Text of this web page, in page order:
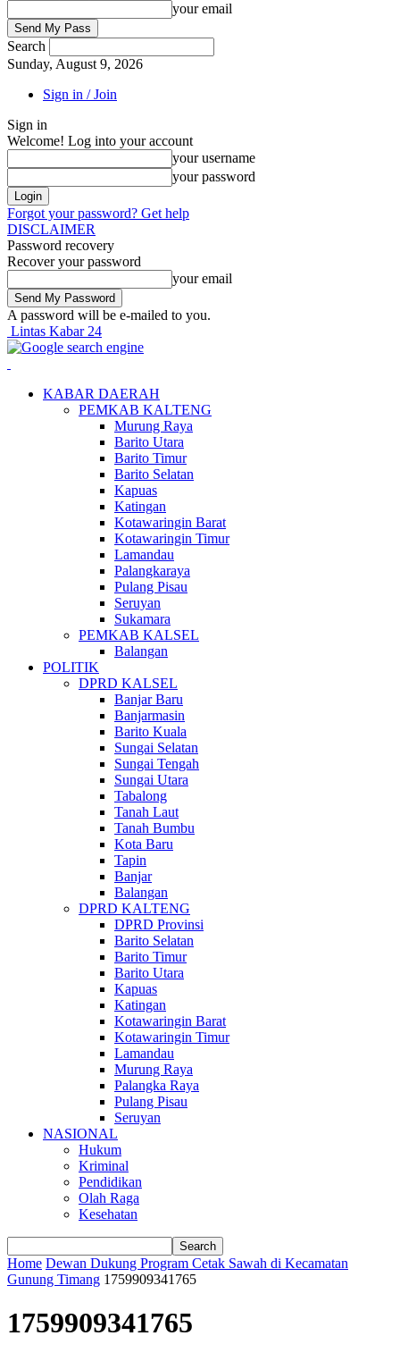
your email
Search
Sunday, August 9, 2026
Sign in / Join
Sign in
Welcome! Log into your account
your username
your password
Forgot your password? Get help
DISCLAIMER
Password recovery
Recover your password
your email
A password will be e-mailed to you.
Lintas Kabar 24
KABAR DAERAH
PEMKAB KALTENG
Murung Raya
Barito Utara
Barito Timur
Barito Selatan
Kapuas
Katingan
Kotawaringin Barat
Kotawaringin Timur
Lamandau
Palangkaraya
Pulang Pisau
Seruyan
Sukamara
PEMKAB KALSEL
Balangan
POLITIK
DPRD KALSEL
Banjar Baru
Banjarmasin
Barito Kuala
Sungai Selatan
Sungai Tengah
Sungai Utara
Tabalong
Tanah Laut
Tanah Bumbu
Kota Baru
Tapin
Banjar
Balangan
DPRD KALTENG
DPRD Provinsi
Barito Selatan
Barito Timur
Barito Utara
Kapuas
Katingan
Kotawaringin Barat
Kotawaringin Timur
Lamandau
Murung Raya
Palangka Raya
Pulang Pisau
Seruyan
NASIONAL
Hukum
Kriminal
Pendidikan
Olah Raga
Kesehatan
Home Dewan Dukung Program Cetak Sawah di Kecamatan
Gunung Timang 1759909341765
1759909341765